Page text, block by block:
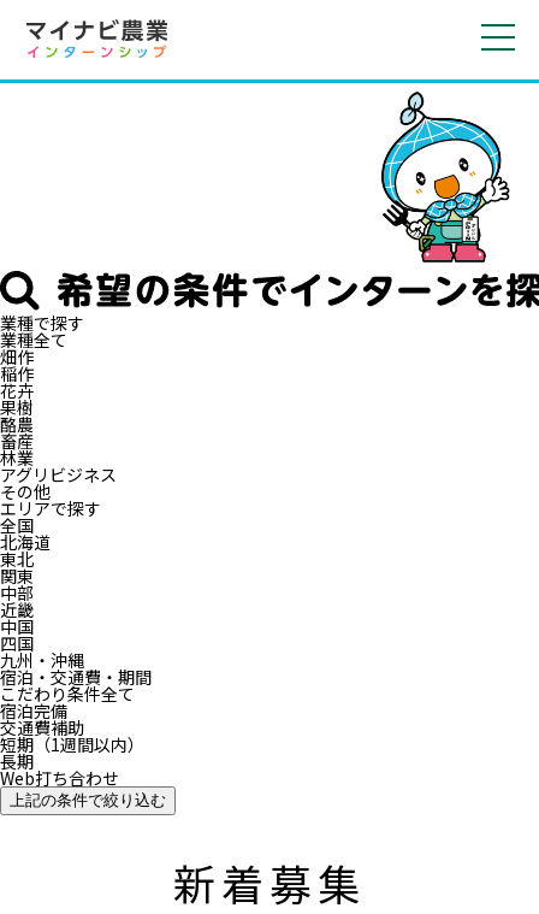
業種で探す
業種全て
畑作
稲作
花卉
果樹
酪農
畜産
林業
アグリビジネス
その他
エリアで探す
全国
北海道
東北
関東
中部
近畿
中国
四国
九州・沖縄
宿泊・交通費・期間
こだわり条件全て
宿泊完備
交通費補助
短期（1週間以内）
長期
Web打ち合わせ
上記の条件で絞り込む
新着募集